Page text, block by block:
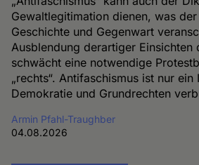
Gewaltlegitimation dienen, was
Geschichte und Gegenwart
Ausblendung derartiger Einsichten
schwächt eine notwendige
„rechts“. Antifaschismus ist nur
Demokratie und Grundrechten
Armin Pfahl-Traughber
04.08.2026